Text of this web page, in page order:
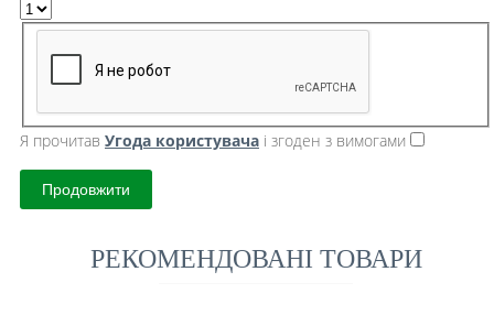
Я прочитав Угода користувача і згоден з вимогами
Продовжити
РЕКОМЕНДОВАНІ ТОВАРИ